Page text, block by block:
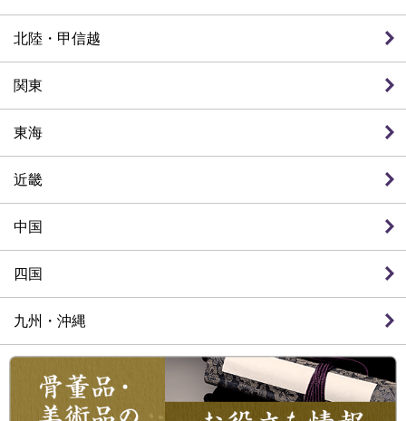
北陸・甲信越
関東
東海
近畿
中国
四国
九州・沖縄